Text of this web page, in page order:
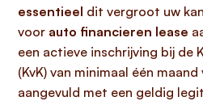
essentieel dit vergroot uw
voor auto financieren lease
een actieve inschrijving bij de
(KvK) van minimaal één
aangevuld met een geldig